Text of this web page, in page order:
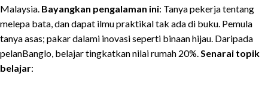
Malaysia. Bayangkan pengalaman ini: Tanya pekerja tentang
melepa bata, dan dapat ilmu praktikal tak ada di buku. Pemula
tanya asas; pakar dalami inovasi seperti binaan hijau. Daripada
pelanBanglo, belajar tingkatkan nilai rumah 20%. Senarai topik
belajar: